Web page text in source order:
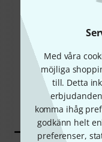
Med våra
möjliga
till. Detta
komma ihåg
godkänn helt
preferenser,
KÖPT
EXAKT DENNA
2 666 kr